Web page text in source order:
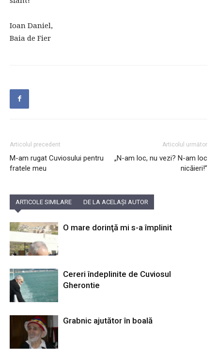
Ioan Daniel,
Baia de Fier
Articolul precedent
M-am rugat Cuviosului pentru
fratele meu
Articolul următor
„N-am loc, nu vezi? N-am loc
nicăieri!”
ARTICOLE SIMILARE DE LA ACELAȘI AUTOR
O mare dorinţă mi s-a împlinit
Cereri îndeplinite de Cuviosul
Gherontie
Grabnic ajutător în boală